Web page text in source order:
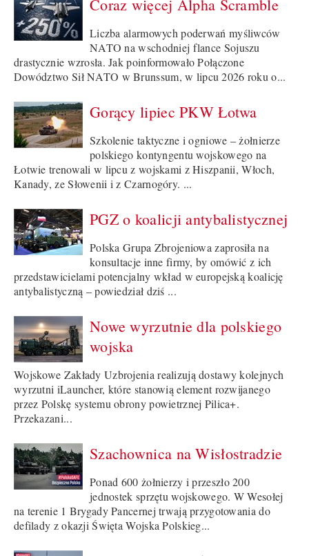
Coraz więcej Alpha Scramble
Liczba alarmowych poderwań myśliwców
NATO na wschodniej flance Sojuszu
drastycznie wzrosła. Jak poinformowało Połączone
Dowództwo Sił NATO w Brunssum, w lipcu 2026 roku o...
Gorący lipiec PKW Łotwa
Szkolenie taktyczne i ogniowe – żołnierze
polskiego kontyngentu wojskowego na
Łotwie trenowali w lipcu z wojskami z Hiszpanii, Włoch,
Kanady, ze Słowenii i z Czarnogóry. ...
PGZ o koalicji antybalistycznej
Polska Grupa Zbrojeniowa zaprosiła na
konsultacje inne firmy, by omówić z ich
przedstawicielami potencjalny wkład w europejską koalicję
antybalistyczną – powiedział dziś ...
Nowe wyrzutnie dla polskiego
wojska
Wojskowe Zakłady Uzbrojenia realizują dostawy kolejnych
wyrzutni iLauncher, które stanowią element rozwijanego
przez Polskę systemu obrony powietrznej Pilica+.
Przekazani...
Szachownica na Wisłostradzie
Ponad 600 żołnierzy i przeszło 200
jednostek sprzętu wojskowego. W Wesołej
na terenie 1 Brygady Pancernej trwają przygotowania do
defilady z okazji Święta Wojska Polskieg...